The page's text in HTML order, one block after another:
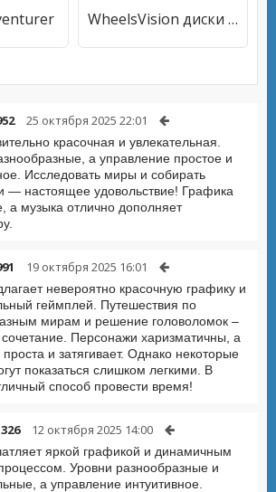
WheelsVision диски на авто
25 октября 2025 22:01
красочная и увлекательная.
а управление простое и
Исследовать миры и собирать
— настоящее удовольствие! Графика
а музыка отлично дополняет
19 октября 2025 16:01
невероятно красочную графику и
геймплей. Путешествия по
мирам и решение головоломок –
Персонажи харизматичны, а
и затягивает. Однако некоторые
показаться слишком легкими. В
способ провести время!
12 октября 2025 14:00
яркой графикой и динамичным
Уровни разнообразные и
а управление интуитивное.